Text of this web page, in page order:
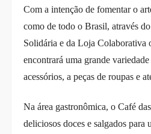
Com a intenção de fomentar o
como de todo o Brasil, através
Solidária e da Loja Colaborativa
encontrará uma grande
acessórios, a peças de roupas e
Na área gastronômica, o Café
deliciosos doces e salgados para